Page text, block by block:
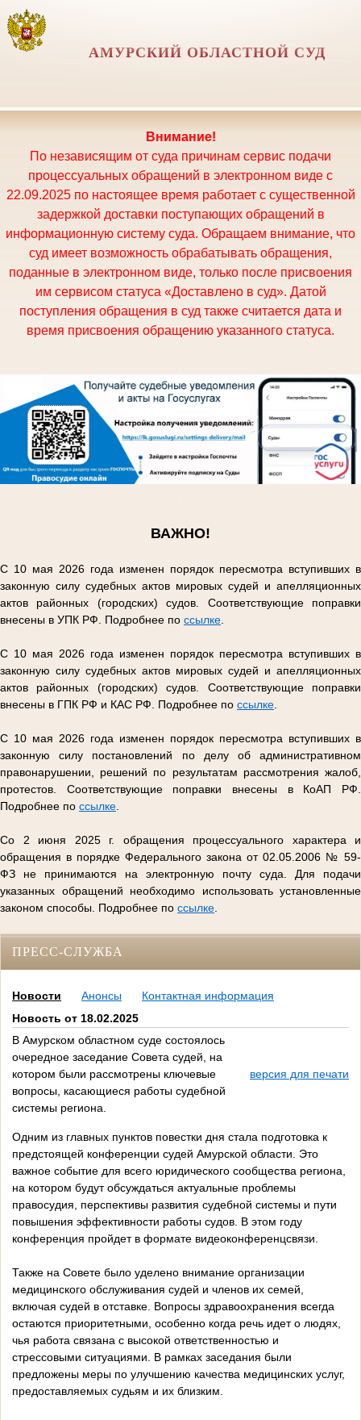
АМУРСКИЙ ОБЛАСТНОЙ СУД
Внимание!
По независящим от суда причинам сервис подачи
процессуальных обращений в электронном виде с
22.09.2025 по настоящее время работает с существенной
задержкой доставки поступающих обращений в
информационную систему суда. Обращаем внимание, что
суд имеет возможность обрабатывать обращения,
поданные в электронном виде, только после присвоения
им сервисом статуса «Доставлено в суд». Датой
поступления обращения в суд также считается дата и
время присвоения обращению указанного статуса.
ВАЖНО!
С 10 мая 2026 года изменен порядок пересмотра вступивших в
законную силу судебных актов мировых судей и апелляционных
актов районных (городских) судов. Соответствующие поправки
внесены в УПК РФ. Подробнее по ссылке
С 10 мая 2026 года изменен порядок пересмотра вступивших в
законную силу судебных актов мировых судей и апелляционных
актов районных (городских) судов. Соответствующие поправки
внесены в ГПК РФ и КАС РФ. Подробнее по ссылке
С 10 мая 2026 года изменен порядок пересмотра вступивших в
законную силу постановлений по делу об административном
правонарушении, решений по результатам рассмотрения жалоб,
протестов. Соответствующие поправки внесены в КоАП РФ.
Подробнее по ссылке
Со 2 июня 2025 г. обращения процессуального характера и
обращения в порядке Федерального закона от 02.05.2006 № 59-
ФЗ не принимаются на электронную почту суда. Для подачи
указанных обращений необходимо использовать установленные
законом способы. Подробнее по ссылке
ПРЕСС-СЛУЖБА
Новости Анонсы
Контактная информация
Новость от 18.02.2025
В Амурском областном суде состоялось
очередное заседание Совета судей, на
котором были рассмотрены ключевые
вопросы, касающиеся работы судебной
системы региона.
версия для печати
Одним из главных пунктов повестки дня стала подготовка к
предстоящей конференции судей Амурской области. Это
важное событие для всего юридического сообщества региона,
на котором будут обсуждаться актуальные проблемы
правосудия, перспективы развития судебной системы и пути
повышения эффективности работы судов. В этом году
конференция пройдет в формате видеоконференцсвязи.
Также на Совете было уделено внимание организации
медицинского обслуживания судей и членов их семей,
включая судей в отставке. Вопросы здравоохранения всегда
остаются приоритетными, особенно когда речь идет о людях,
чья работа связана с высокой ответственностью и
стрессовыми ситуациями. В рамках заседания были
предложены меры по улучшению качества медицинских услуг,
предоставляемых судьям и их близким.